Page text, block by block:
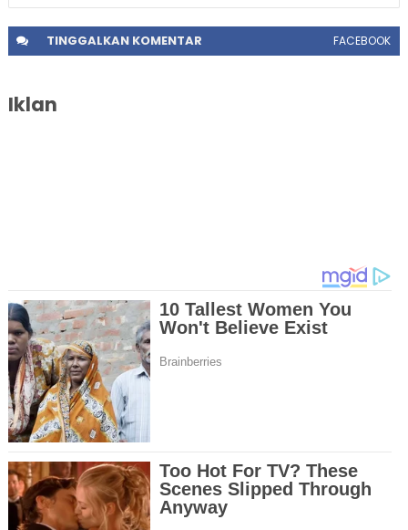
TINGGALKANKOMENTAR FACEBOOK
Iklan